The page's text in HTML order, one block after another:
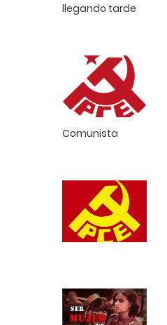
llegando tarde
Comunista